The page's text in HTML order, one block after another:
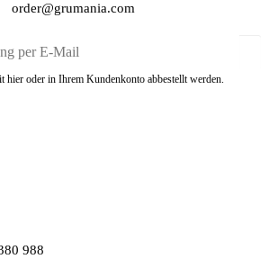
order@grumania.com
hier oder in Ihrem Kundenkonto abbestellt werden.
988